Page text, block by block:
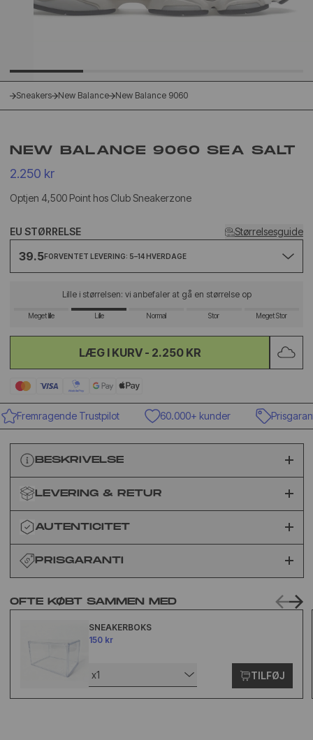
Sneakers New Balance New Balance 9060
NEW BALANCE 9060 SEA SALT
2.250 kr
Optjen 4,500 Point hos Club Sneakerzone
EU STØRRELSE Størrelsesguide
39.5FORVENTET LEVERING: 5–14 HVERDAGE
Lille i størrelsen: vi anbefaler at gå en størrelse op
Meget lille Lille Normal Stor Meget Stor
LÆG I KURV - 2.250 KR
Fremragende Trustpilot 60.000+ kunder Prisgaranti
BESKRIVELSE
LEVERING & RETUR
AUTENTICITET
PRISGARANTI
OFTE KØBT SAMMEN MED
SNEAKERBOKS
150 kr
x1 TILFØJ